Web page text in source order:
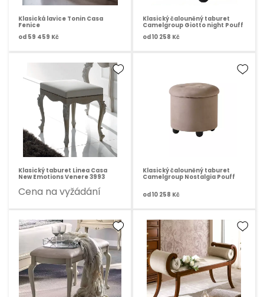
Klasická lavice Tonin Casa
Fenice
od 59 459 Kč
Klasický čalouněný taburet
Camelgroup Giotto night Pouff
od 10 258 Kč
Klasický taburet Linea Casa
New Emotions Venere 3993
Cena na vyžádání
Klasický čalouněný taburet
Camelgroup Nostalgia Pouff
od 10 258 Kč